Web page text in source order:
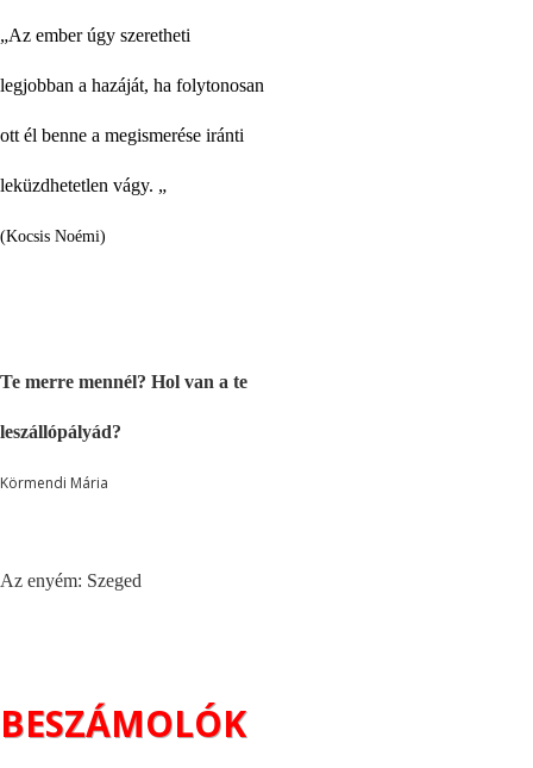
„Az ember úgy szeretheti
legjobban a hazáját, ha folytonosan
ott él benne a megismerése iránti
leküzdhetetlen vágy. „
(Kocsis Noémi)
Te merre mennél? Hol van a te
leszállópályád?
Körmendi Mária
Az enyém: Szeged
BESZÁMOLÓK